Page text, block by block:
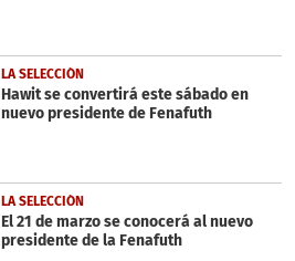
LA SELECCIÓN
Hawit se convertirá este sábado en
nuevo presidente de Fenafuth
LA SELECCIÓN
El 21 de marzo se conocerá al nuevo
presidente de la Fenafuth